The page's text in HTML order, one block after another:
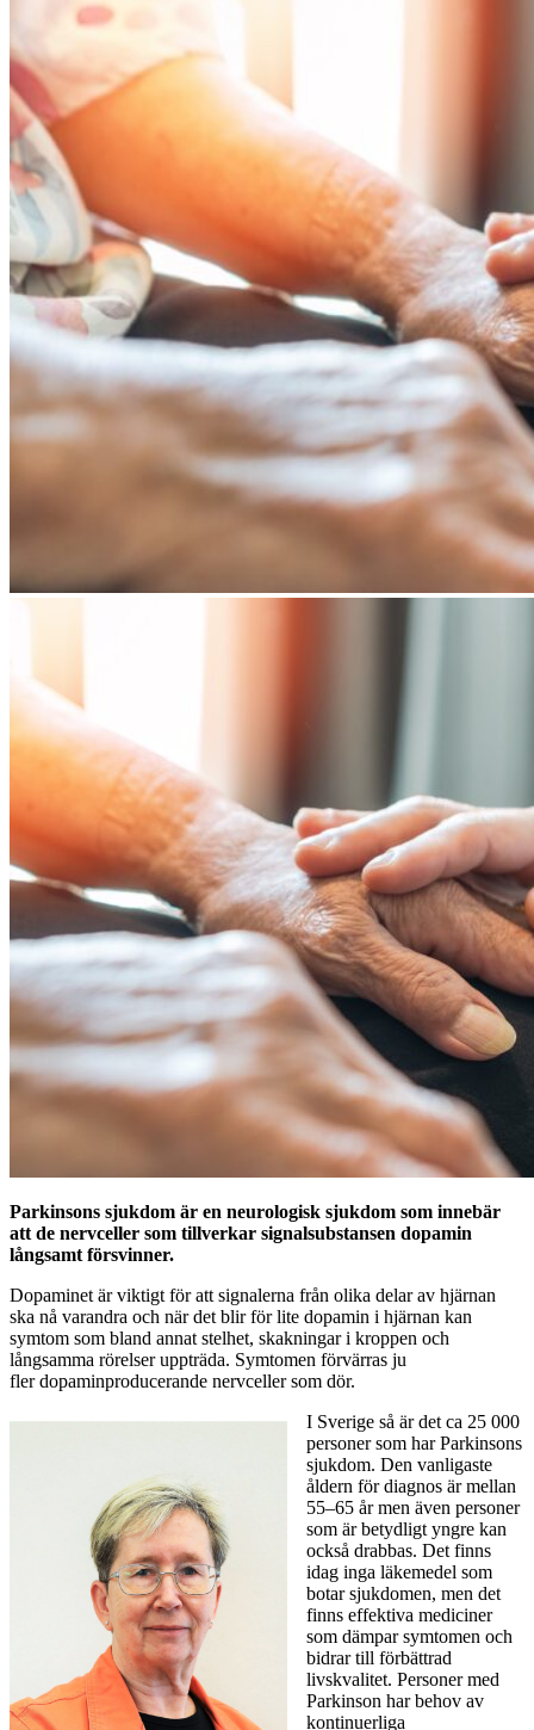
Parkinsons sjukdom är en neurologisk sjukdom som innebär
att de nervceller som tillverkar signalsubstansen dopamin
långsamt försvinner.
Dopaminet är viktigt för att signalerna från olika delar av hjärnan
ska nå varandra och när det blir för lite dopamin i hjärnan kan
symtom som bland annat stelhet, skakningar i kroppen och
långsamma rörelser uppträda. Symtomen förvärras ju
fler dopaminproducerande nervceller som dör.
I Sverige så är det ca 25 000
personer som har Parkinsons
sjukdom. Den vanligaste
åldern för diagnos är mellan
55–65 år men även personer
som är betydligt yngre kan
också drabbas. Det finns
idag inga läkemedel som
botar sjukdomen, men det
finns effektiva mediciner
som dämpar symtomen och
bidrar till förbättrad
livskvalitet. Personer med
Parkinson har behov av
kontinuerliga